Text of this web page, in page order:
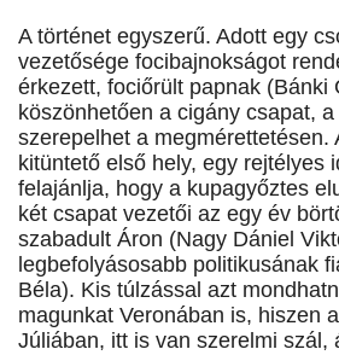
A történet egyszerű. Adott egy
vezetősége focibajnokságot
érkezett, fociőrült papnak (Bánki
köszönhetően a cigány csapat,
szerepelhet a megmérettetésen.
kitüntető első hely, egy rejtélyes
felajánlja, hogy a kupagyőztes
két csapat vezetői az egy év
szabadult Áron (Nagy Dániel
legbefolyásosabb politikusának
Béla). Kis túlzással azt
magunkat Veronában is, hiszen
Júliában, itt is van szerelmi szál,